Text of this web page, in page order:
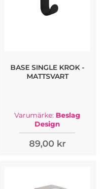
BASE SINGLE KROK -
MATTSVART
Varumärke: Beslag
Design
89,00 kr